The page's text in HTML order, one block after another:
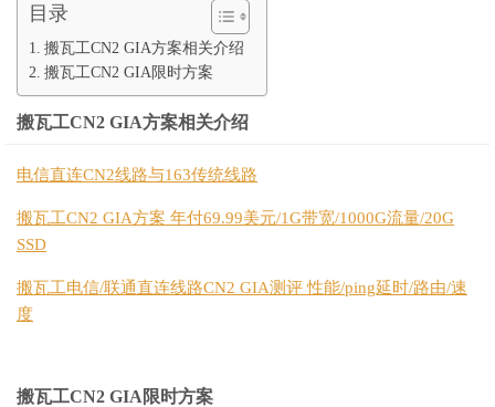
目录
搬瓦工CN2 GIA方案相关介绍
搬瓦工CN2 GIA限时方案
搬瓦工CN2 GIA方案相关介绍
电信直连CN2线路与163传统线路
搬瓦工CN2 GIA方案 年付69.99美元/1G带宽/1000G流量/20G
SSD
搬瓦工电信/联通直连线路CN2 GIA测评 性能/ping延时/路由/速
度
搬瓦工CN2 GIA限时方案